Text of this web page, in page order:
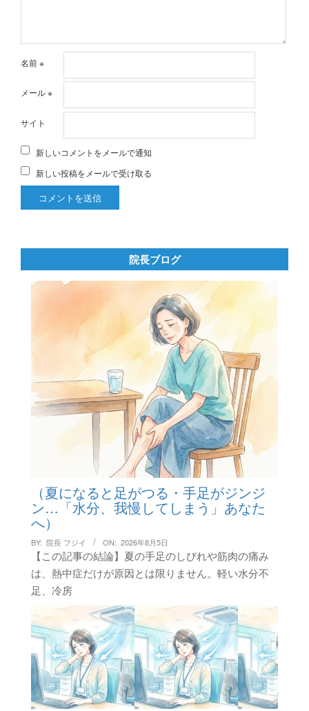
名前※
メール※
サイト
新しいコメントをメールで通知
新しい投稿をメールで受け取る
院長ブログ
（夏になると足がつる・手足がジンジ
ン…「水分、我慢してしまう」あなた
へ）
BY: 院長 フジイ ON: 2026年8月5日
【この記事の結論】夏の手足のしびれや筋肉の痛み
は、熱中症だけが原因とは限りません。軽い水分不
足、冷房